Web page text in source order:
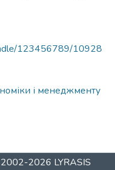
123456789/10928
і менеджменту
2026 LYRASIS